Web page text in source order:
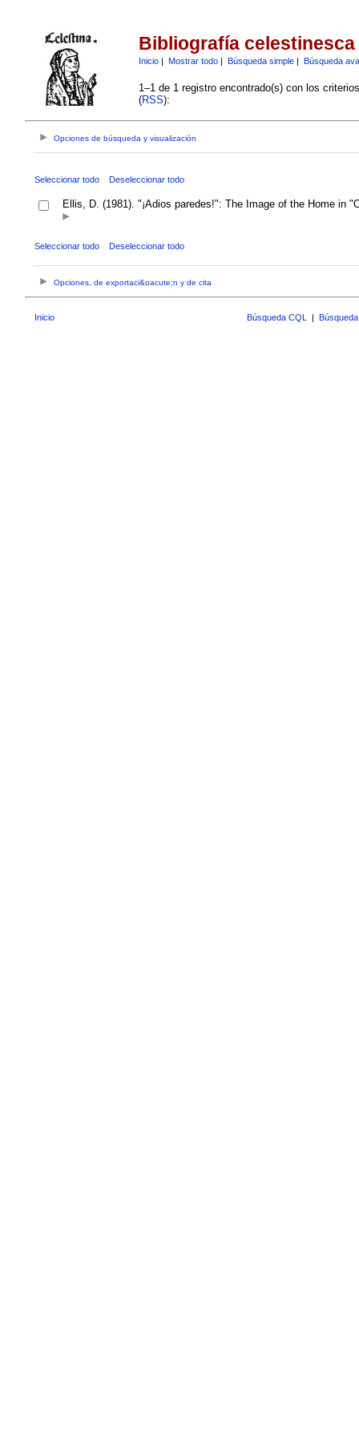
Bibliografía celestinesca
Inicio| Mostrar todo| Búsqueda simple| Búsqueda
1–1 de 1 registro encontrado(s) con los
(RSS):
Opciones de búsqueda y visualización
Seleccionar todo Deseleccionar todo
Ellis, D. (1981). "¡Adios paredes!": The Image of the Home in
Seleccionar todo Deseleccionar todo
Opciones, de exportaci&oacute;n y de cita
Inicio Búsqueda CQL |